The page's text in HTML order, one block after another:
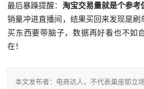
最后暴躁提醒： 淘宝交易量就是个参考
销量冲进直播间，结果买回来发现是刷
买东西要带脑子，数据再好看也不如
在！
本文发布者：电商达人，不代表巢座耶立